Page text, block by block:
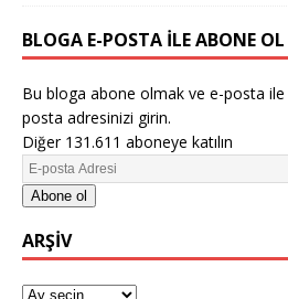
BLOGA E-POSTA ILE ABONE OL
Bu bloga abone olmak ve e-posta
posta adresinizi girin.
Diğer 131.611 aboneye katılın
Abone ol
ARŞIV